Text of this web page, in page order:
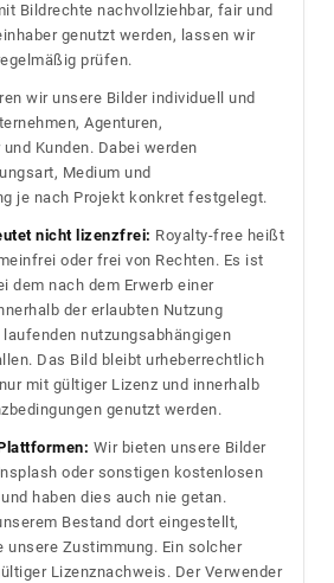
Bildrechte nachvollziehbar, fair und
genutzt werden, lassen wir
prüfen.
wir unsere Bilder individuell und
Agenturen,
Kunden. Dabei werden
Medium und
je nach Projekt konkret festgelegt.
nicht lizenzfrei: Royalty-free heißt
oder frei von Rechten. Es ist
dem nach dem Erwerb einer
der erlaubten Nutzung
nutzungsabhängigen
Das Bild bleibt urheberrechtlich
mit gültiger Lizenz und innerhalb
genutzt werden.
Wir bieten unsere Bilder
oder sonstigen kostenlosen
haben dies auch nie getan.
Bestand dort eingestellt,
unsere Zustimmung. Ein solcher
Lizenznachweis. Der Verwender